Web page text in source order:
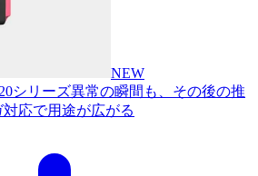
NEW
シリーズ異常の瞬間も、その後の推
応で用途が広がる